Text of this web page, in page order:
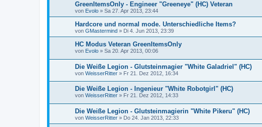
GreenItemsOnly - Engineer "Greeneye" (HC) Veteran
von Evolo » Sa 27. Apr 2013, 23:44
Hardcore und normal mode. Unterschiedliche Items?
von GMastermind » Di 4. Jun 2013, 23:39
HC Modus Veteran GreenItemsOnly
von Evolo » Sa 20. Apr 2013, 00:06
Die Weiße Legion - Glutsteinmagier "White Galadriel" (HC)
von WeisserRitter » Fr 21. Dez 2012, 16:34
Die Weiße Legion - Ingenieur "White Robotgirl" (HC)
von WeisserRitter » Fr 21. Dez 2012, 14:33
Die Weiße Legion - Glutsteinmagierin "White Pikeru" (HC)
von WeisserRitter » Do 24. Jan 2013, 22:33